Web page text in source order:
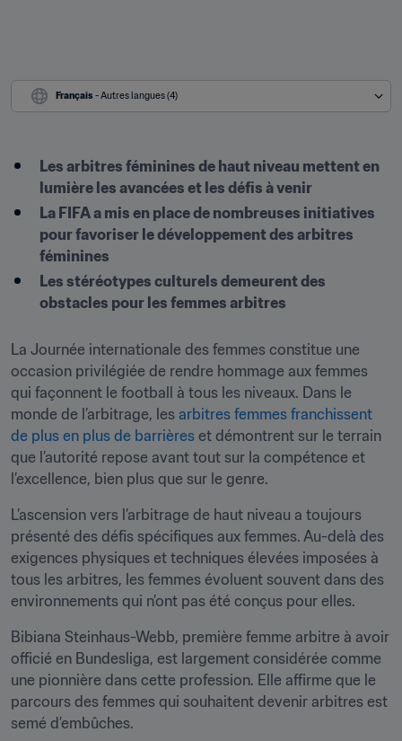
Français - Autres langues (4)
Les arbitres féminines de haut niveau mettent en
lumière les avancées et les défis à venir
La FIFA a mis en place de nombreuses initiatives
pour favoriser le développement des arbitres
féminines
Les stéréotypes culturels demeurent des
obstacles pour les femmes arbitres
La Journée internationale des femmes constitue une
occasion privilégiée de rendre hommage aux femmes
qui façonnent le football à tous les niveaux. Dans le
monde de l’arbitrage, les arbitres femmes franchissent
de plus en plus de barrières et démontrent sur le terrain
que l’autorité repose avant tout sur la compétence et
l’excellence, bien plus que sur le genre.
L’ascension vers l’arbitrage de haut niveau a toujours
présenté des défis spécifiques aux femmes. Au-delà des
exigences physiques et techniques élevées imposées à
tous les arbitres, les femmes évoluent souvent dans des
environnements qui n’ont pas été conçus pour elles.
Bibiana Steinhaus-Webb, première femme arbitre à avoir
officié en Bundesliga, est largement considérée comme
une pionnière dans cette profession. Elle affirme que le
parcours des femmes qui souhaitent devenir arbitres est
semé d’embûches.